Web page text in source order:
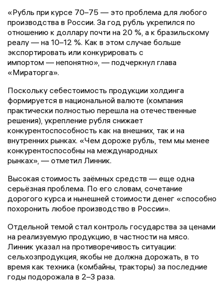
«Рубль при курсе 70–75 — это проблема для любого
производства в России. За год рубль укрепился по
отношению к доллару почти на 20 %, а к бразильскому
реалу — на 10–12 %. Как в этом случае больше
экспортировать или конкурировать с
импортом — непонятно», — подчеркнул глава
«Мираторга».
Поскольку себестоимость продукции холдинга
формируется в национальной валюте (компания
практически полностью перешла на отечественные
решения), укрепление рубля снижает
конкурентоспособность как на внешних, так и на
внутренних рынках. «Чем дороже рубль, тем мы менее
конкурентоспособны на международных
рынках», — отметил Линник.
Высокая стоимость заёмных средств — еще одна
серьёзная проблема. По его словам, сочетание
дорогого курса и нынешней стоимости денег «способно
похоронить любое производство в России».
Отдельной темой стал контроль государства за ценами
на реализуемую продукцию, в частности на мясо.
Линник указал на противоречивость ситуации:
сельхозпродукция, якобы не должна дорожать, в то
время как техника (комбайны, тракторы) за последние
годы подорожала в 2–3 раза.